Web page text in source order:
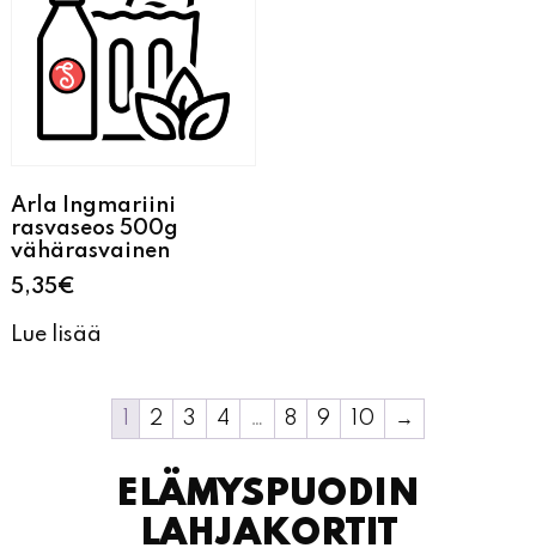
Arla Ingmariini
rasvaseos 500g
vähärasvainen
5,35€
Lue lisää
2 3 4 … 8 9 10 →
ELÄMYSPUODIN
LAHJAKORTIT